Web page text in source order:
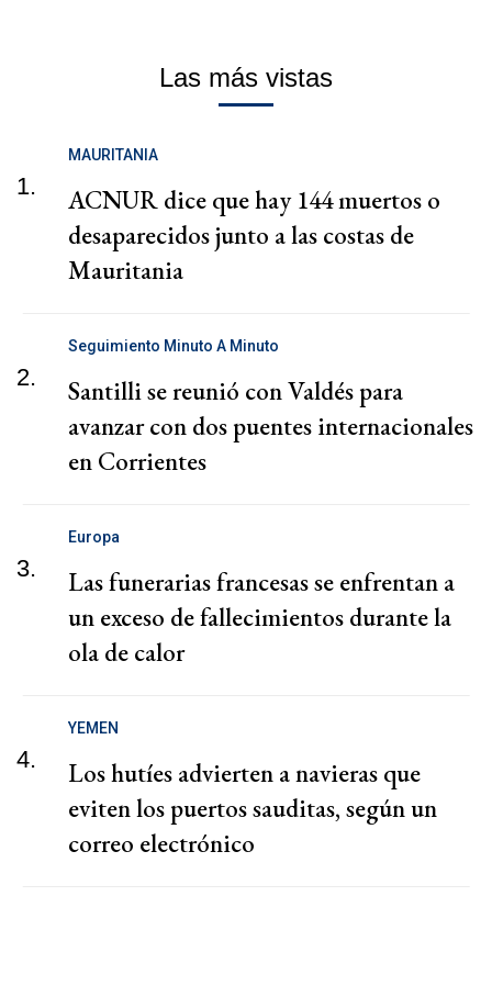
Las más vistas
1.
MAURITANIA
ACNUR dice que hay 144 muertos o
desaparecidos junto a las costas de
Mauritania
2.
Seguimiento Minuto A Minuto
Santilli se reunió con Valdés para
avanzar con dos puentes internacionales
en Corrientes
3.
Europa
Las funerarias francesas se enfrentan a
un exceso de fallecimientos durante la
ola de calor
4.
YEMEN
Los hutíes advierten a navieras que
eviten los puertos sauditas, según un
correo electrónico